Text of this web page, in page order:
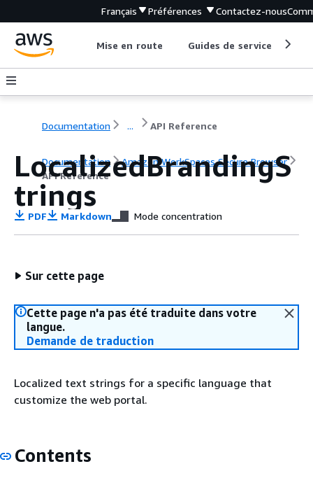
Français Préférences Contactez-nous
Mise en route Guides de service
Documentation ... API Reference
Documentation
Amazon WorkSpaces Secure Browser
API Reference
LocalizedBrandingS
trings
PDF Markdown Mode concentration
Sur cette page
Cette page n'a pas été traduite dans votre
langue.
Demande de traduction
Localized text strings for a specific language that
customize the web portal.
Contents